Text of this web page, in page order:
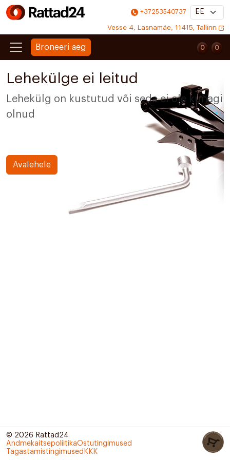
+37253540737
Vesse 4, Lasnamäe, 11415, Tallinn
Broneeri aeg 0 0
0 0
Lehekülge ei leitud
Lehekülg on kustutud või seda ei ole kunagi
olnud
Avalehele
© 2026 Rattad24
AndmekaitsepoliitikaOstutingimused
Tagastamistingimused KKK